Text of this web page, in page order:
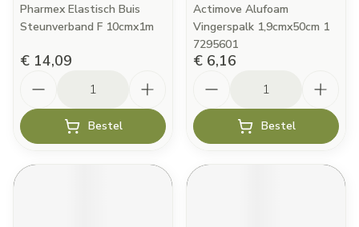
Pharmex Elastisch Buis
Steunverband F 10cmx1m
€ 14,09
Bestel
Actimove Alufoam
Vingerspalk 1,9cmx50cm 1
7295601
€ 6,16
Bestel